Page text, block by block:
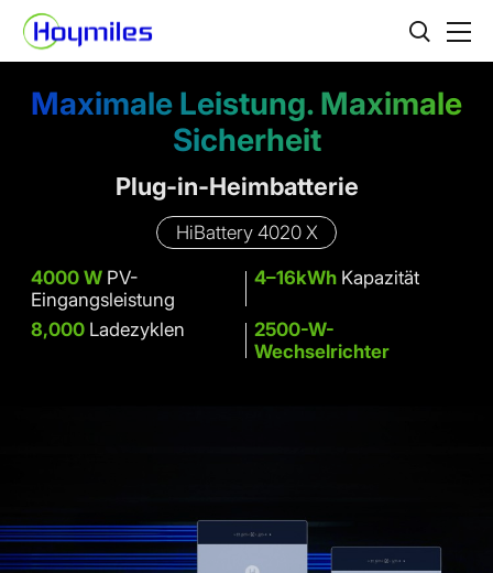
Maximale Leistung. Maximale
Sicherheit
Plug-in-Heimbatterie
HiBattery 4020 X
4000 W PV-
Eingangsleistung
4–16kWh Kapazität
8,000 Ladezyklen
2500-W-
Wechselrichter